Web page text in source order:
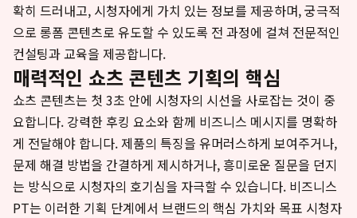
확히 드러내고, 시청자에게 가치 있는 정보를 제공하며, 궁극적
으로 롱폼 콘텐츠로 유도할 수 있도록 전 과정에 걸쳐 전문적인
컨설팅과 교육을 제공합니다.
매력적인 쇼츠 콘텐츠 기획의 핵심
쇼츠 콘텐츠는 첫 3초 안에 시청자의 시선을 사로잡는 것이 중
요합니다. 강력한 후킹 요소와 함께 비즈니스 메시지를 명확하
게 전달해야 합니다. 제품의 특징을 유머러스하게 보여주거나,
문제 해결 방법을 간결하게 제시하거나, 흥미로운 질문을 던지
는 방식으로 시청자의 호기심을 자극할 수 있습니다. 비즈니스
PT는 이러한 기획 단계에서 브랜드의 핵심 가치와 목표 시청자